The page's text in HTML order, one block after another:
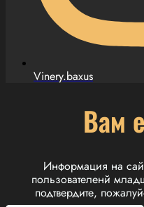
Vinery.baxus
Вам
Информация на
пользователенй
подтвердите,